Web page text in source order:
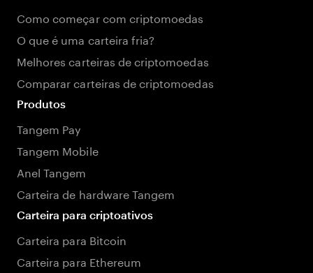
Como começar com criptomoedas
O que é uma carteira fria?
Melhores carteiras de criptomoedas
Comparar carteiras de criptomoedas
Produtos
Tangem Pay
Tangem Mobile
Anel Tangem
Carteira de hardware Tangem
Carteira para criptoativos
Carteira para Bitcoin
Carteira para Ethereum